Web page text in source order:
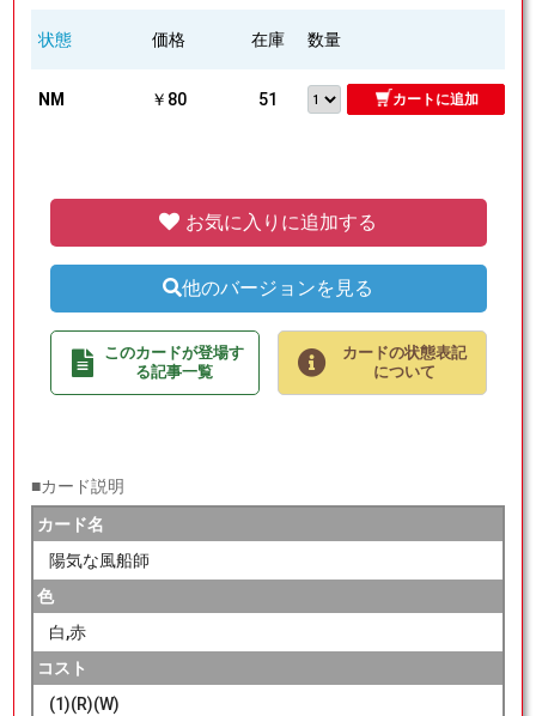
状態 価格 在庫 数量
NM ￥80 51 カートに追加
お気に入りに追加する
他のバージョンを見る
このカードが登場す
る記事一覧
カードの状態表記
について
■カード説明
カード名
陽気な風船師
色
白,赤
コスト
(1)(R)(W)